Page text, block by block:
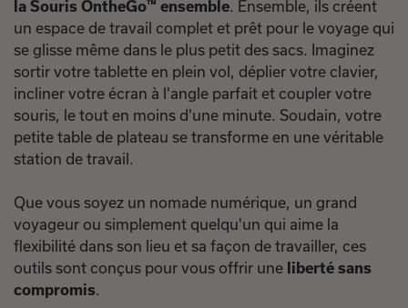
la Souris OntheGo™ ensemble. Ensemble, ils créent
un espace de travail complet et prêt pour le voyage qui
se glisse même dans le plus petit des sacs. Imaginez
sortir votre tablette en plein vol, déplier votre clavier,
incliner votre écran à l'angle parfait et coupler votre
souris, le tout en moins d'une minute. Soudain, votre
petite table de plateau se transforme en une véritable
station de travail.
Que vous soyez un nomade numérique, un grand
voyageur ou simplement quelqu'un qui aime la
flexibilité dans son lieu et sa façon de travailler, ces
outils sont conçus pour vous offrir une liberté sans
compromis.